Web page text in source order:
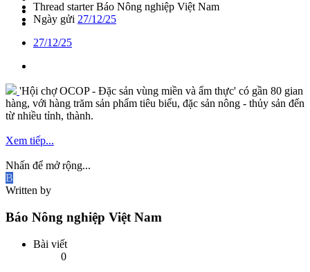
Thread starter Báo Nông nghiệp Việt Nam
Ngày gửi 27/12/25
27/12/25
'Hội chợ OCOP - Đặc sản vùng miền và ẩm thực' có gần 80 gian
hàng, với hàng trăm sản phẩm tiêu biểu, đặc sản nông - thủy sản đến
từ nhiều tỉnh, thành.
Xem tiếp...
Nhấn để mở rộng...
B
Written by
Báo Nông nghiệp Việt Nam
Bài viết
0